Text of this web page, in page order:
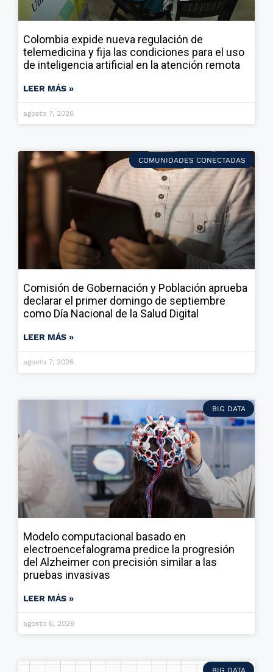
Colombia expide nueva regulación de
telemedicina y fija las condiciones para el uso
de inteligencia artificial en la atención remota
LEER MÁS »
agosto 7, 2026
COMUNIDADES CONECTADAS
Comisión de Gobernación y Población aprueba
declarar el primer domingo de septiembre
como Día Nacional de la Salud Digital
LEER MÁS »
agosto 7, 2026
BIG DATA
Modelo computacional basado en
electroencefalograma predice la progresión
del Alzheimer con precisión similar a las
pruebas invasivas
LEER MÁS »
agosto 6, 2026
BIG DATA